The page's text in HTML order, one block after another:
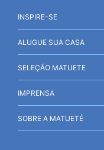
INSPIRE-SE
ALUGUE SUA CASA
SELEÇÃO MATUETE
IMPRENSA
SOBRE A MATUETÉ